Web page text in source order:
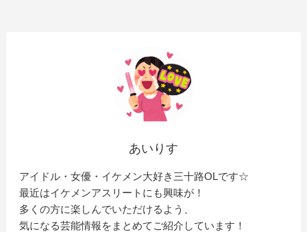
あいりす
アイドル・女優・イケメン大好き三十路OLです☆
最近はイケメンアスリートにも興味が！
多くの方に楽しんでいただけるよう、
気になる芸能情報をまとめてご紹介しています！